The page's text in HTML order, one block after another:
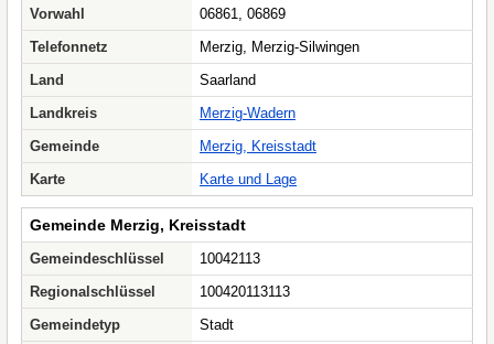
Vorwahl
06861, 06869
Telefonnetz
Merzig, Merzig-Silwingen
Land
Saarland
Landkreis
Merzig-Wadern
Gemeinde
Merzig, Kreisstadt
Karte
Karte und Lage
Gemeinde Merzig, Kreisstadt
Gemeindeschlüssel
10042113
Regionalschlüssel
100420113113
Gemeindetyp
Stadt